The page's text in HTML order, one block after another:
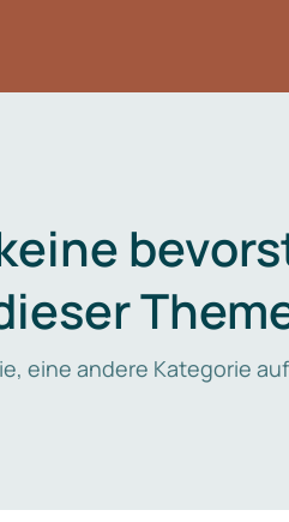
eine andere Kategorie